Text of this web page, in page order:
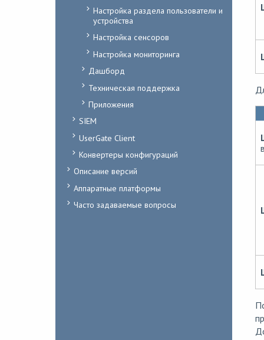
Настройка раздела пользователи и
устройства
Настройка сенсоров
Настройка мониторинга
Дашборд
Техническая поддержка
Приложения
SIEM
UserGate Client
Конвертеры конфигураций
Описание версий
Аппаратные платформы
Часто задаваемые вопросы